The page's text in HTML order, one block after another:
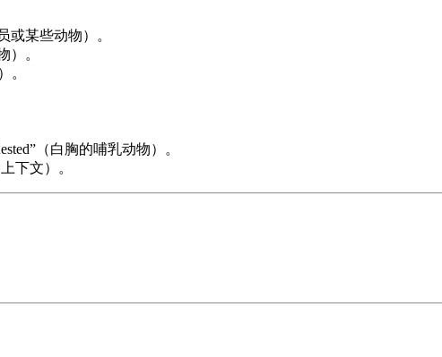
或某些动物）。
）。
。
（白胸的哺乳动物）。
下文）。